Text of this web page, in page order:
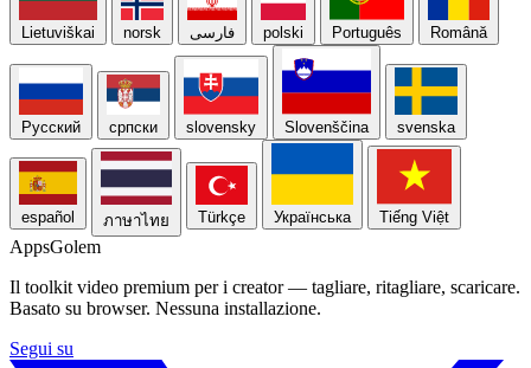
Lietuviškai norsk فارسی polski Português Română
Русский српски slovensky Slovenščina svenska
español ภาษาไทย Türkçe Українська Tiếng Việt
AppsGolem
Il toolkit video premium per i creator — tagliare, ritagliare, scaricare.
Basato su browser. Nessuna installazione.
Segui su